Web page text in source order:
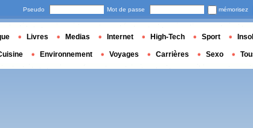
Pseudo Mot de passe mémorisez
Livres Medias Internet High-Tech Sport
Environnement Voyages Carrières Sexo